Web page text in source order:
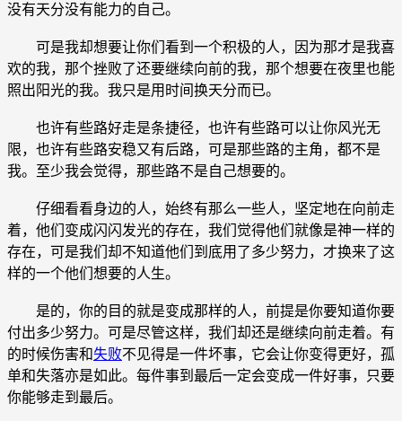
没有天分没有能力的自己。
可是我却想要让你们看到一个积极的人，因为那才是我喜
欢的我，那个挫败了还要继续向前的我，那个想要在夜里也能
照出阳光的我。我只是用时间换天分而已。
也许有些路好走是条捷径，也许有些路可以让你风光无
限，也许有些路安稳又有后路，可是那些路的主角，都不是
我。至少我会觉得，那些路不是自己想要的。
仔细看看身边的人，始终有那么一些人，坚定地在向前走
着，他们变成闪闪发光的存在，我们觉得他们就像是神一样的
存在，可是我们却不知道他们到底用了多少努力，才换来了这
样的一个他们想要的人生。
是的，你的目的就是变成那样的人，前提是你要知道你要
付出多少努力。可是尽管这样，我们却还是继续向前走着。有
的时候伤害和失败不见得是一件坏事，它会让你变得更好，孤
单和失落亦是如此。每件事到最后一定会变成一件好事，只要
你能够走到最后。